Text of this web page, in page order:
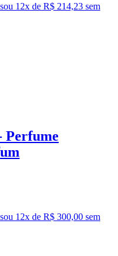
ou 12x de R$ 214,23 sem
Perfume
ou 12x de R$ 300,00 sem